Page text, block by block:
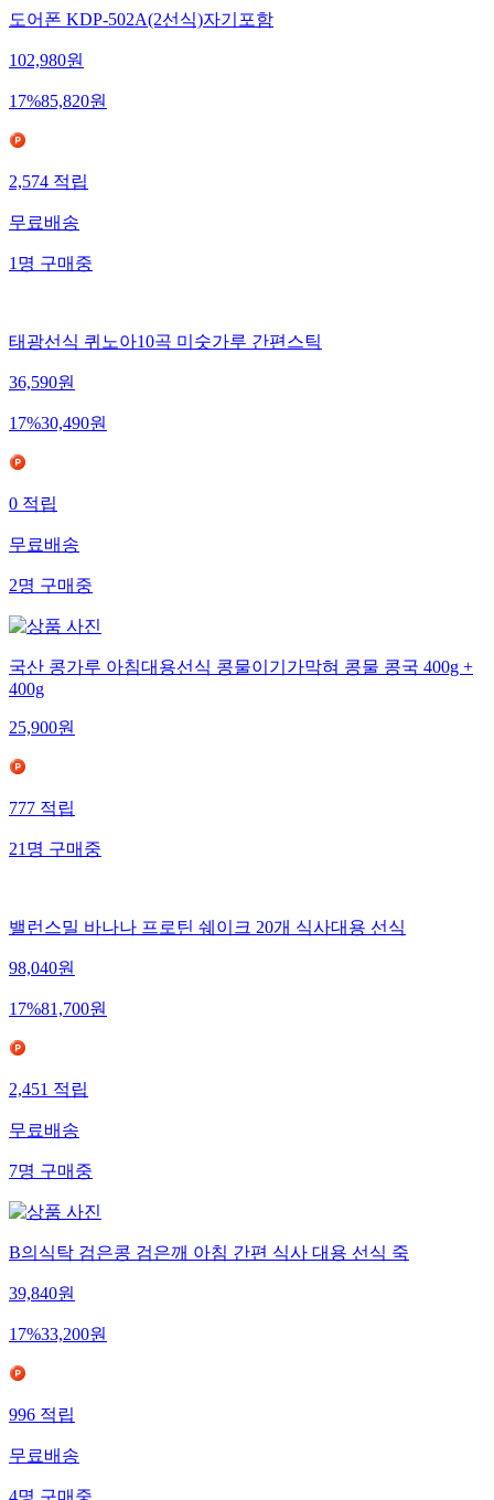
도어폰 KDP-502A(2선식)자기포함
102,980원
17%85,820원
2,574적립
무료배송
1명구매중
태광선식 퀴노아10곡 미숫가루 간편스틱
36,590원
17%30,490원
0적립
무료배송
2명구매중
국산 콩가루 아침대용선식 콩물이기가막혀 콩물 콩국 400g +
400g
25,900원
777적립
21명구매중
밸런스밀 바나나 프로틴 쉐이크 20개 식사대용 선식
98,040원
17%81,700원
2,451적립
무료배송
7명구매중
B의식탁 검은콩 검은깨 아침 간편 식사 대용 선식 죽
39,840원
17%33,200원
996적립
무료배송